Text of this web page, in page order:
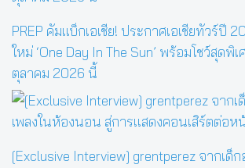
PREP คัมแบ็กเอเชีย! ประกาศเอเชียทัวร์ปี
ใหม่ ‘One Day In The Sun’ พร้อมโชว์สุดพิ
ตุลาคม 2026 นี้
[Exclusive Interview] grentperez จากเด็